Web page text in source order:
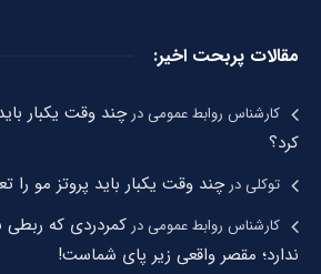
مقالات پربحت اخیر:
کارشناس روابط عمومیدرچند وقت یکبار
کرد؟
توکلیدرچند وقت یکبار باید پروتز مو را
کارشناس روابط عمومیدر کمردردی که
ندارد؛ مقصر واقعی زیر پای شماست!